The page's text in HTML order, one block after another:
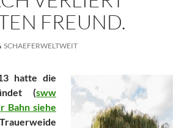
FREUND.
SCHAEFERWELTWEIT
hatte die
(sww
Bahn siehe